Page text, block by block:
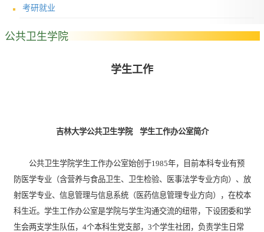
考研就业
公共卫生学院
学生工作
吉林大学公共卫生学院 学生工作办公室简介
公共卫生学院学生工作办公室始创于1985年，目前本科专业有预
防医学专业（含营养与食品卫生、卫生检验、医事法学专业方向）、放
射医学专业、信息管理与信息系统（医药信息管理专业方向），在校本
科生近。学生工作办公室是学院与学生沟通交流的纽带，下设团委和学
生会两支学生队伍，4个本科生党支部，3个学生社团，负责学生日常